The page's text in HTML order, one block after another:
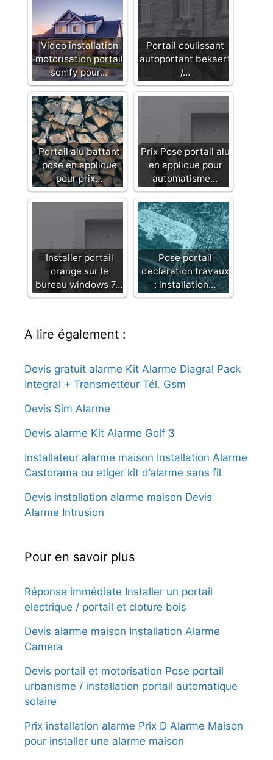
Video installation
motorisation portail
somfy pour…
Portail coulissant
autoportant bekaert
/…
Portail alu battant
pose en applique
pour prix…
Prix Pose portail alu
en applique pour
automatisme…
Installer portail
orange sur le
bureau windows 7…
Pose portail
declaration travaux
: installation…
A lire également :
Devis gratuit alarme Kit Alarme Diagral Pack
Integral + Transmetteur Tél. Gsm
Devis Sim Alarme
Devis alarme Kit Alarme Golf 3
Installateur alarme maison Installation Alarme
Castorama ou etiger kit d’alarme sans fil
Devis installation alarme maison Devis
Alarme Intrusion
Pour en savoir plus
Réponse immédiate Installer un portail
electrique / portail et cloture bois
Devis alarme maison Installation Alarme
Camera
Devis portail et motorisation Pose portail
urbanisme / installation portail automatique
solaire
Prix installation alarme Prix D Alarme Maison
pour installer une alarme maison